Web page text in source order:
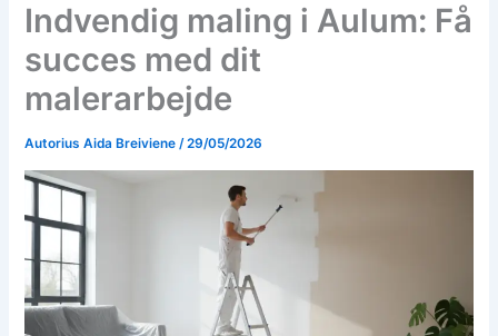
Indvendig maling i Aulum: Få
succes med dit
malerarbejde
Autorius Aida Breiviene/29/05/2026